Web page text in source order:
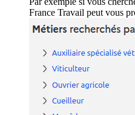
France Travail peut vous